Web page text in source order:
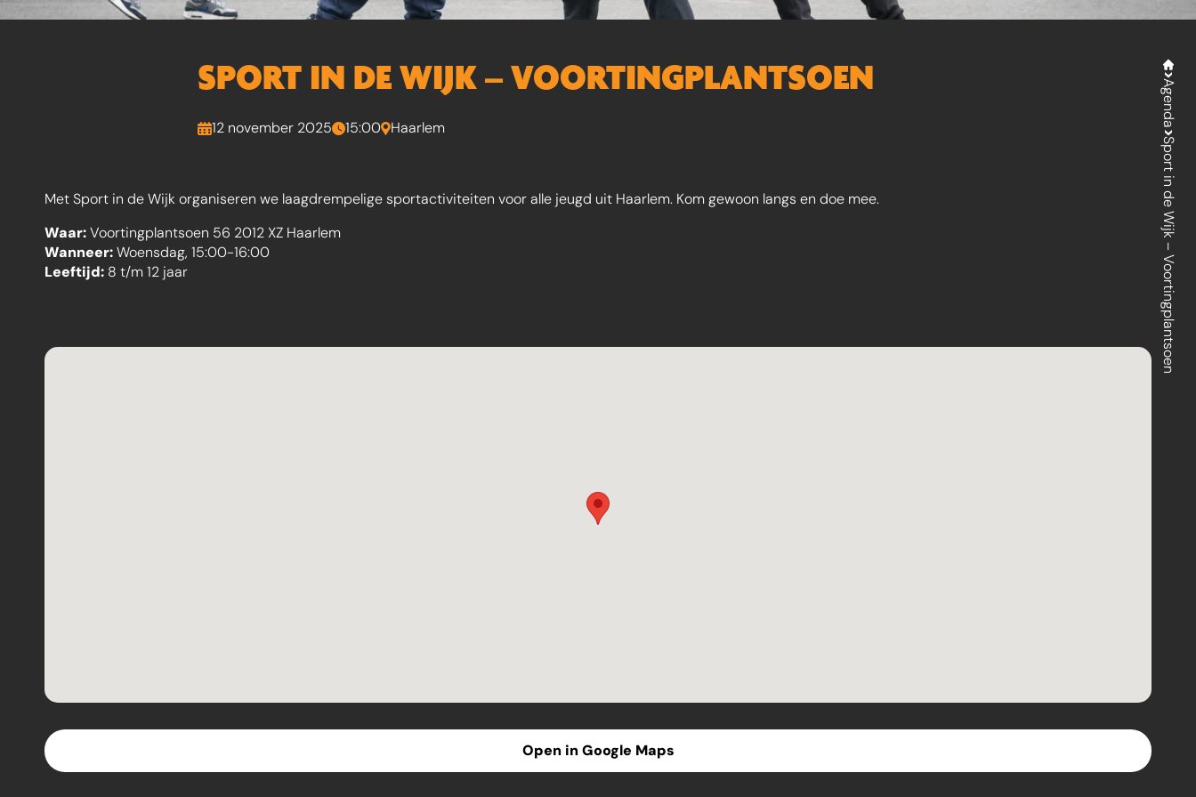
Agenda
Sport in de Wijk – Voortingplantsoen
SPORT IN DE WIJK – VOORTINGPLANTSOEN
12 november 2025 15:00 Haarlem
Met Sport in de Wijk organiseren we laagdrempelige sportactiviteiten voor alle jeugd uit Haarlem. Kom gewoon langs en doe mee.
Waar:Voortingplantsoen 56 2012 XZ Haarlem
Wanneer:Woensdag, 15:00-16:00
Leeftijd: 8 t/m 12 jaar
Open in Google Maps